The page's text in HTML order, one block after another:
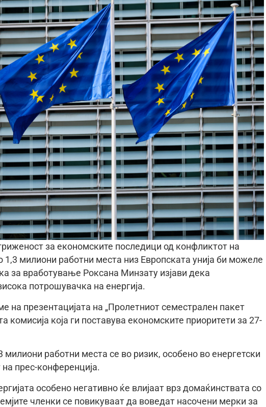
за економските последици од конфликтот на
1,3 милиони работни места низ Европската унија би можеле
за вработување Роксана Минзату изјави дека
потрошувачка на енергија.
презентацијата на „Пролетниот семестрален пакет
комисија која ги поставува економските приоритети за 27-
милиони работни места се во ризик, особено во енергетски
на прес-конференција.
особено негативно ќе влијаат врз домаќинствата со
членки се повикуваат да воведат насочени мерки за